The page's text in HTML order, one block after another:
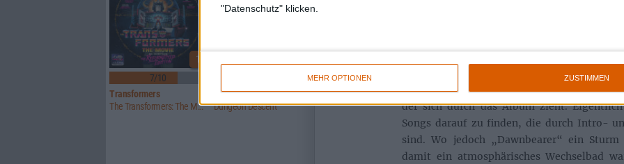
"Datenschutz" klicken.
MEHR OPTIONEN ZUSTIMMEN
1960er Jahren klingenden Röhren-Gitarren.
„No Holier Temple“ einen etwas
nichtsdestoweniger das Gefühl vermitteln,
Was bei HEXVESSEL nun neu ist, ist der
der sich durch das Album zieht.
Songs darauf zu finden, die durch Intro-
sind. Wo jedoch „Dawnbearer“ ein
damit ein atmosphärisches Wechselbad
1
7/10
Transformers
The Transformers: The Movie Soundtrack: The Reformatted Edition
Torpor
Dungeon Descent